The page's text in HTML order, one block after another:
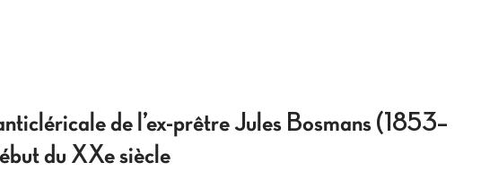
de l’ex-prêtre Jules Bosmans (1853–
du XXe siècle